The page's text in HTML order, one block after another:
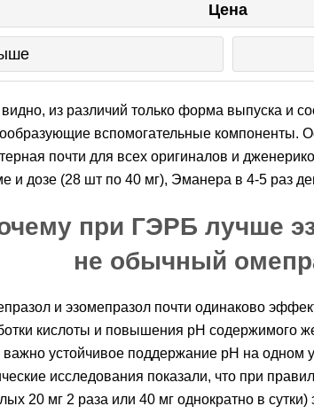
Цена
видно, из различий только форма выпуска и
вспомогательные компоненты.
почти для всех оригиналов и
и дозе (28 шт по 40 мг), Эманера в 4-5 раз
при ГЭРБ лучше
не обычный
и эзомепразол почти одинаково
кислоты и повышения pH содержимого
важно устойчивое поддержание pH на одном
исследования показали, что при
20 мг 2 раза или 40 мг однократно в